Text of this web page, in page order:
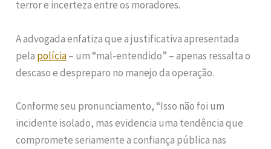
terror e incerteza entre os moradores.
A advogada enfatiza que a justificativa apresentada
pela polícia– um “mal-entendido” – apenas ressalta o
descaso e despreparo no manejo da operação.
Conforme seu pronunciamento, “Isso não foi um
incidente isolado, mas evidencia uma tendência que
compromete seriamente a confiança pública nas